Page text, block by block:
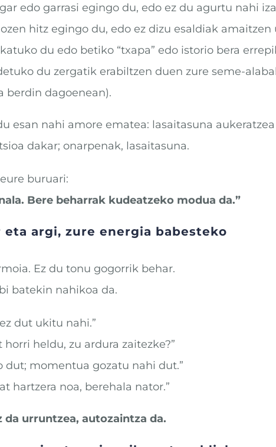
edo garrasi egingo du, edo ez du agurtu nahi
hitz egingo du, edo ez dizu esaldiak amaitzen
du edo betiko “txapa” edo istorio bera
du zergatik erabiltzen duen zure seme-
berdin dagoenean).
esan nahi amore ematea: lasaitasuna aukeratzea
dakar; onarpenak, lasaitasuna.
buruari:
Bere beharrak kudeatzeko modua da.”
eta argi, zure energia babesteko
Ez du tonu gogorrik behar.
batekin nahikoa da.
dut ukitu nahi.”
horri heldu, zu ardura zaitezke?”
dut; momentua gozatu nahi dut.”
hartzera noa, berehala nator.”
da urruntzea, autozaintza da.